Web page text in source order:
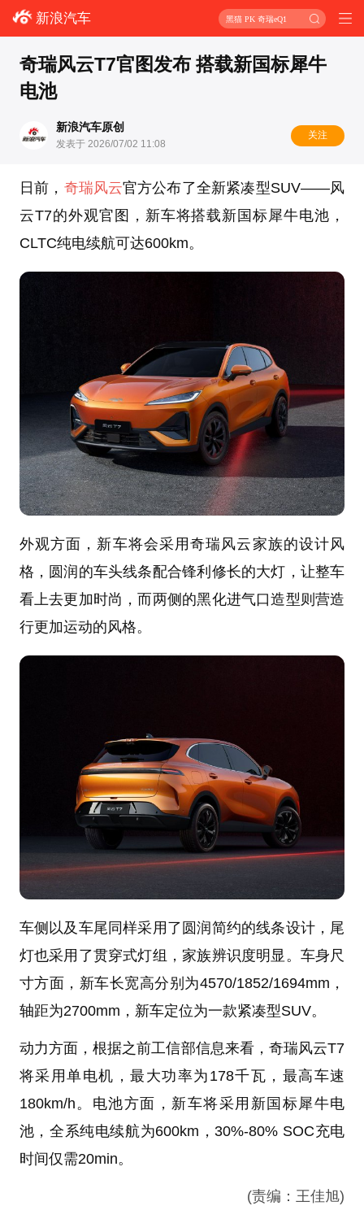
新浪汽车 黑猫 PK 奇瑞eQ1
奇瑞风云T7官图发布 搭载新国标犀牛
电池
新浪汽车原创
发表于 2026/07/02 11:08
关注
日前， 奇瑞风云官方公布了全新紧凑型SUV——风
云T7的外观官图，新车将搭载新国标犀牛电池，
CLTC纯电续航可达600km。
外观方面，新车将会采用奇瑞风云家族的设计风
格，圆润的车头线条配合锋利修长的大灯，让整车
看上去更加时尚，而两侧的黑化进气口造型则营造
行更加运动的风格。
车侧以及车尾同样采用了圆润简约的线条设计，尾
灯也采用了贯穿式灯组，家族辨识度明显。车身尺
寸方面，新车长宽高分别为4570/1852/1694mm，
轴距为2700mm，新车定位为一款紧凑型SUV。
动力方面，根据之前工信部信息来看，奇瑞风云T7
将采用单电机，最大功率为178千瓦，最高车速
180km/h。电池方面，新车将采用新国标犀牛电
池，全系纯电续航为600km，30%-80% SOC充电
时间仅需20min。
(责编：王佳旭)